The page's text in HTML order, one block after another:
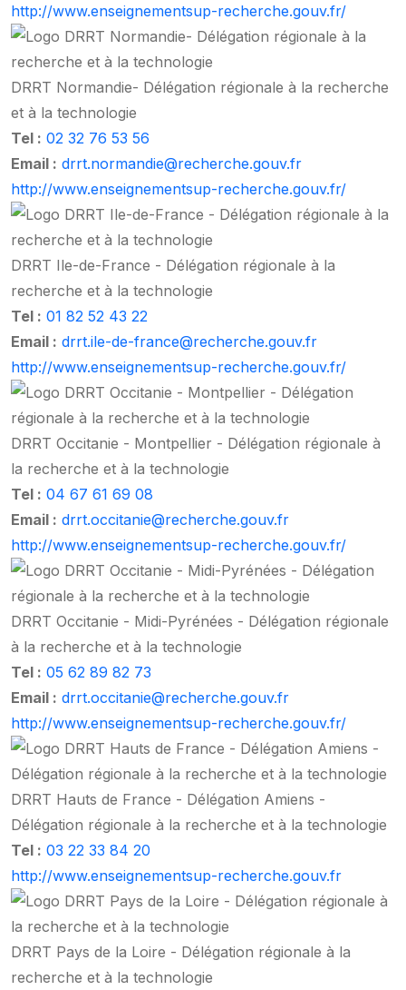
http://www.enseignementsup-recherche.gouv.fr/
DRRT Normandie- Délégation régionale à la recherche
et à la technologie
Tel : 02 32 76 53 56
Email : drrt.normandie@recherche.gouv.fr
http://www.enseignementsup-recherche.gouv.fr/
DRRT Ile-de-France - Délégation régionale à la
recherche et à la technologie
Tel : 01 82 52 43 22
Email : drrt.ile-de-france@recherche.gouv.fr
http://www.enseignementsup-recherche.gouv.fr/
DRRT Occitanie - Montpellier - Délégation régionale à
la recherche et à la technologie
Tel : 04 67 61 69 08
Email : drrt.occitanie@recherche.gouv.fr
http://www.enseignementsup-recherche.gouv.fr/
DRRT Occitanie - Midi-Pyrénées - Délégation régionale
à la recherche et à la technologie
Tel : 05 62 89 82 73
Email : drrt.occitanie@recherche.gouv.fr
http://www.enseignementsup-recherche.gouv.fr/
DRRT Hauts de France - Délégation Amiens -
Délégation régionale à la recherche et à la technologie
Tel : 03 22 33 84 20
http://www.enseignementsup-recherche.gouv.fr
DRRT Pays de la Loire - Délégation régionale à la
recherche et à la technologie